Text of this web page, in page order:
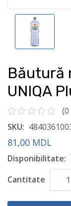
Băutură
UNIQA
SKU:
81,00 MDL
Disponibilitate:
Cantitate